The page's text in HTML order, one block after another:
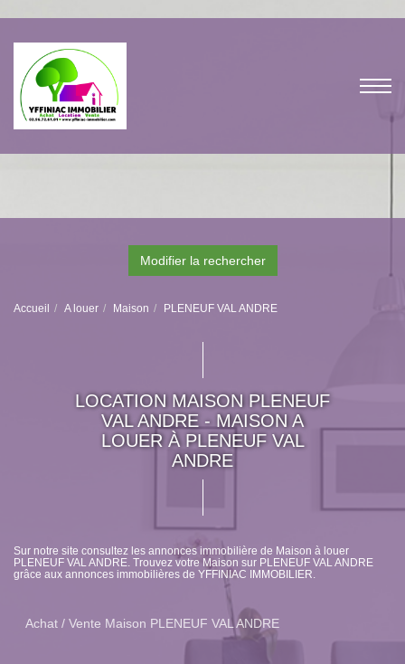
Modifier la rechercher
Accueil A louer Maison PLENEUF VAL ANDRE
LOCATION MAISON PLENEUF
VAL ANDRE - MAISON A
LOUER À PLENEUF VAL
ANDRE
Sur notre site consultez les annonces immobilière de Maison à louer
PLENEUF VAL ANDRE. Trouvez votre Maison sur PLENEUF VAL ANDRE
grâce aux annonces immobilières de YFFINIAC IMMOBILIER.
Achat / Vente Maison PLENEUF VAL ANDRE